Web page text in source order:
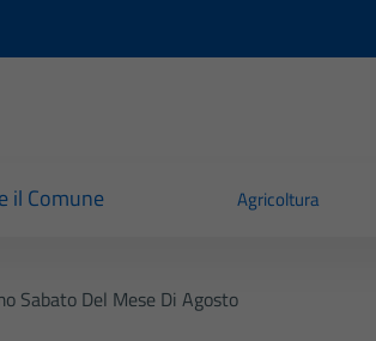
il Comune Agricoltura
Sabato Del Mese Di Agosto